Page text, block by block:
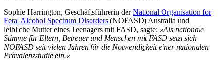
Sophie Harrington, Geschäftsführerin derNational Organisation for
Fetal Alcohol Spectrum Disorders (NOFASD) Australia und
leibliche Mutter eines Teenagers mit FASD, sagte: »Als nationale
Stimme für Eltern, Betreuer und Menschen mit FASD setzt sich
NOFASD seit vielen Jahren für die Notwendigkeit einer nationalen
Prävalenzstudie ein.«